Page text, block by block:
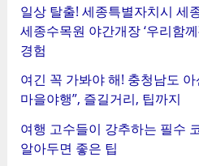
일상 탈출! 세종특별자치시 세
세종수목원 야간개장 ‘우리함
경험
여긴 꼭 가봐야 해! 충청남도
마을야행”, 즐길거리, 팁까지
여행 고수들이 강추하는 필수
알아두면 좋은 팁